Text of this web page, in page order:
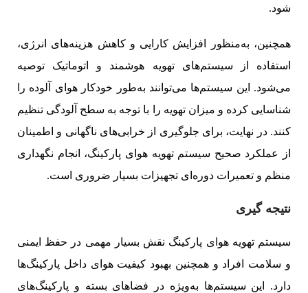
شود.
همچنین، به‌منظور افزایش کارایی و کاهش هزینه‌های انرژی،
استفاده از سیستم‌های تهویه هوشمند و اتوماتیک توصیه
می‌شود. این سیستم‌ها می‌توانند به‌طور خودکار هوای آلوده را
شناسایی کرده و میزان تهویه را با توجه به سطح آلودگی تنظیم
کنند. در نهایت، برای جلوگیری از خرابی‌های ناگهانی و اطمینان
از عملکرد صحیح سیستم تهویه هوای پارکینگ، انجام نگهداری
منظم و تعمیرات دوره‌ای تجهیزات بسیار ضروری است.
نتیجه گیری
سیستم تهویه هوای پارکینگ نقش بسیار مهمی در حفظ ایمنی
و سلامت افراد و همچنین بهبود کیفیت هوای داخل پارکینگ‌ها
دارد. این سیستم‌ها به‌ویژه در فضاهای بسته و پارکینگ‌های